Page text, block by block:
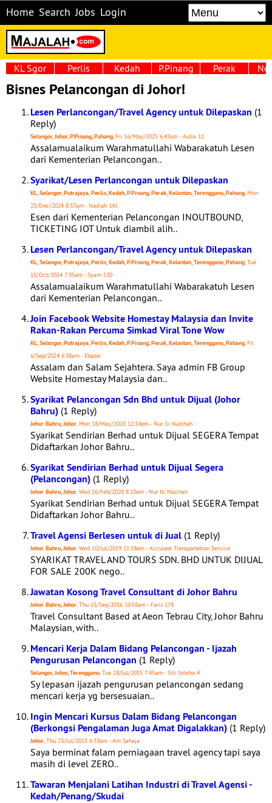
Home Search Jobs Login
KL Sgor Perlis Kedah P.Pinang Perak
Bisnes Pelancongan di Johor!
Lesen Perlancongan/Travel Agency untuk Dilepaskan (1
Reply)
Selangor, Johor, P.Pinang, Pahang, Fri 16/May/2025 6:43am - Aulia 11
Assalamualaikum Warahmatullahi Wabarakatuh Lesen
dari Kementerian Pelancongan..
Syarikat/Lesen Perlancongan untuk Dilepaskan
KL, Selangor, Putrajaya, Perlis, Kedah, P.Pinang, Perak, Kelantan, Terengganu, Pahang, Mon
23/Dec/2024 8:37am - Nadiah 145
Esen dari Kementerian Pelancongan INOUTBOUND,
TICKETING IOT Untuk diambil alih..
Lesen Perlancongan/Travel Agency untuk Dilepaskan
KL, Selangor, Putrajaya, Perlis, Kedah, P.Pinang, Perak, Kelantan, Terengganu, Pahang, Tue
15/Oct/2024 7:35am - Syam 530
Assalamualaikum Warahmatullahi Wabarakatuh Lesen
dari Kementerian Pelancongan..
Join Facebook Website Homestay Malaysia dan Invite
Rakan-Rakan Percuma Simkad Viral Tone Wow
KL, Selangor, Putrajaya, Perlis, Kedah, P.Pinang, Perak, Kelantan, Terengganu, Pahang, Fri
6/Sep/2024 6:38am - Ebazar
Assalam dan Salam Sejahtera. Saya admin FB Group
Website Homestay Malaysia dan..
Syarikat Pelancongan Sdn Bhd untuk Dijual (Johor
Bahru) (1 Reply)
Johor Bahru, Johor, Mon 18/May/2020 12:14pm - Nur Ili Nazihah
Syarikat Sendirian Berhad untuk Dijual SEGERA Tempat
Didaftarkan Johor Bahru..
Syarikat Sendirian Berhad untuk Dijual Segera
(Pelancongan) (1 Reply)
Johor Bahru, Johor, Wed 26/Feb/2020 8:10am - Nur Ili Nazihah
Syarikat Sendirian Berhad untuk Dijual SEGERA Tempat
Didaftarkan Johor Bahru..
Travel Agensi Berlesen untuk di Jual (1 Reply)
Johor Bahru, Johor, Wed 10/Jul/2019 11:18am - Accurate Transportation Service
SYARIKAT TRAVEL AND TOURS SDN. BHD UNTUK DIJUAL
FOR SALE 200K nego..
Jawatan Kosong Travel Consultant di Johor Bahru
Johor Bahru, Johor, Thu 15/Sep/2016 10:58am - Faris 178
Travel Consultant Based at Aeon Tebrau City, Johor Bahru
Malaysian, with..
Mencari Kerja Dalam Bidang Pelancongan - Ijazah
Pengurusan Pelancongan (1 Reply)
Selangor, Johor, Terengganu, Tue 28/Jul/2015 7:45am - Siti Soleha 4
Sy lepasan ijazah pengurusan pelancongan sedang
mencari kerja yg bersesuaian..
Ingin Mencari Kursus Dalam Bidang Pelancongan
(Berkongsi Pengalaman Juga Amat Digalakkan) (1 Reply)
Johor, Thu 23/Jul/2015 6:33am - Am Sahaja
Saya berminat falam perniagaan travel agency tapi saya
masih di level ZERO..
Tawaran Menjalani Latihan Industri di Travel Agensi -
Kedah/Penang/Skudai